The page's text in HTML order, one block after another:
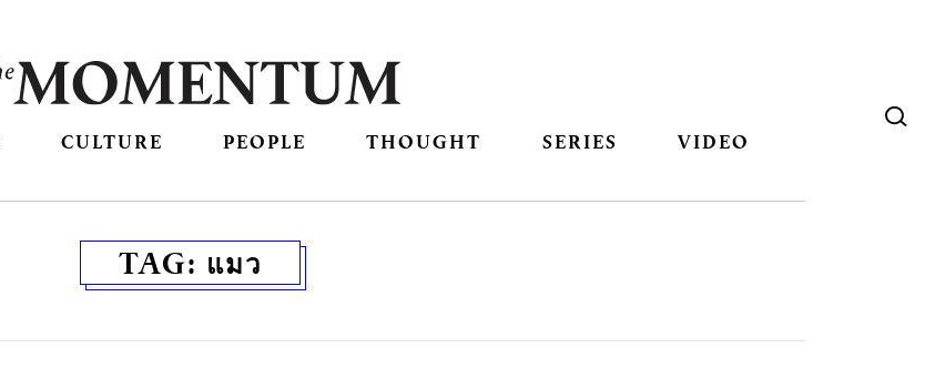
CULTURE PEOPLE THOUGHT SERIES VIDEO
TAG: แมว